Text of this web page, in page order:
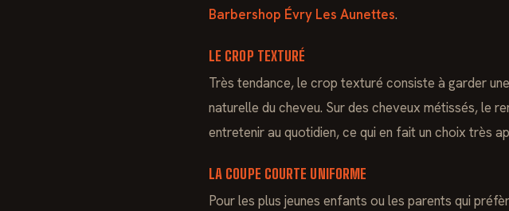
Barbershop Évry Les Aunettes.
LE CROP TEXTURÉ
Très tendance, le crop texturé consiste à garder
naturelle du cheveu. Sur des cheveux métissés, le
entretenir au quotidien, ce qui en fait un choix très
LA COUPE COURTE UNIFORME
Pour les plus jeunes enfants ou les parents qui